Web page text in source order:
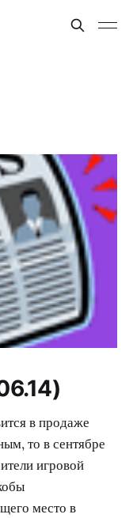
в продаже
то в сентябре
игровой
место в